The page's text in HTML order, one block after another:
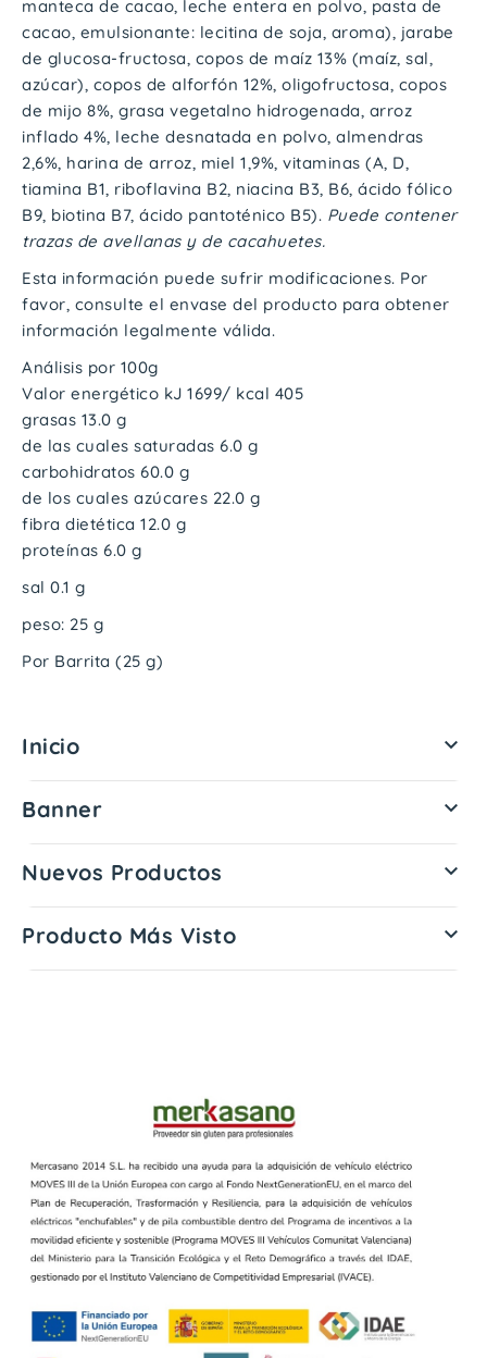
manteca de cacao, leche entera en polvo, pasta de
cacao, emulsionante: lecitina de soja, aroma), jarabe
de glucosa-fructosa, copos de maíz 13% (maíz, sal,
azúcar), copos de alforfón 12%, oligofructosa, copos
de mijo 8%, grasa vegetalno hidrogenada, arroz
inflado 4%, leche desnatada en polvo, almendras
2,6%, harina de arroz, miel 1,9%, vitaminas (A, D,
tiamina B1, riboflavina B2, niacina B3, B6, ácido fólico
B9, biotina B7, ácido pantoténico B5). Puede contener
trazas de avellanas y de cacahuetes.
Esta información puede sufrir modificaciones. Por
favor, consulte el envase del producto para obtener
información legalmente válida.
Análisis por 100g
Valor energético kJ 1699/ kcal 405
grasas 13.0 g
de las cuales saturadas 6.0 g
carbohidratos 60.0 g
de los cuales azúcares 22.0 g
fibra dietética 12.0 g
proteínas 6.0 g
sal 0.1 g
peso: 25 g
Por Barrita (25 g)
Inicio 
Banner 
Nuevos Productos 
Producto Más Visto 